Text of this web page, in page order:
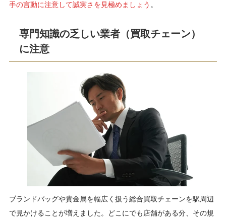
手の言動に注意して誠実さを見極めましょう 。
専門知識の乏しい業者（買取チェーン）
に注意
ブランドバッグや貴金属を幅広く扱う総合買取チェーンを駅周辺
で見かけることが増えました。どこにでも店舗がある分、その規